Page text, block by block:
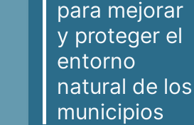
para mejorar
y proteger el
entorno
natural de los
municipios